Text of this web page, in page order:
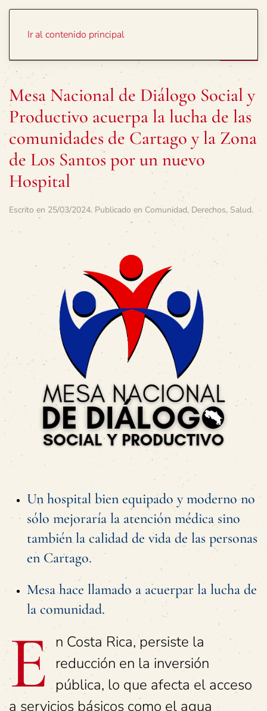
Ir al contenido principal
Mesa Nacional de Diálogo Social y
Productivo acuerpa la lucha de las
comunidades de Cartago y la Zona
de Los Santos por un nuevo
Hospital
Escrito en 25/03/2024. Publicado en Comunidad, Derechos, Salud.
Un hospital bien equipado y moderno no
sólo mejoraría la atención médica sino
también la calidad de vida de las personas
en Cartago.
Mesa hace llamado a acuerpar la lucha de
la comunidad.
E n Costa Rica, persiste la
reducción en la inversión
pública, lo que afecta el acceso
a servicios básicos como el agua